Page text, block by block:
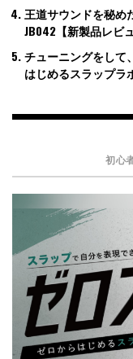
王道サウンドを秘め
JB042【新製品レビ
チューニングをして
はじめるスラップラ
初心